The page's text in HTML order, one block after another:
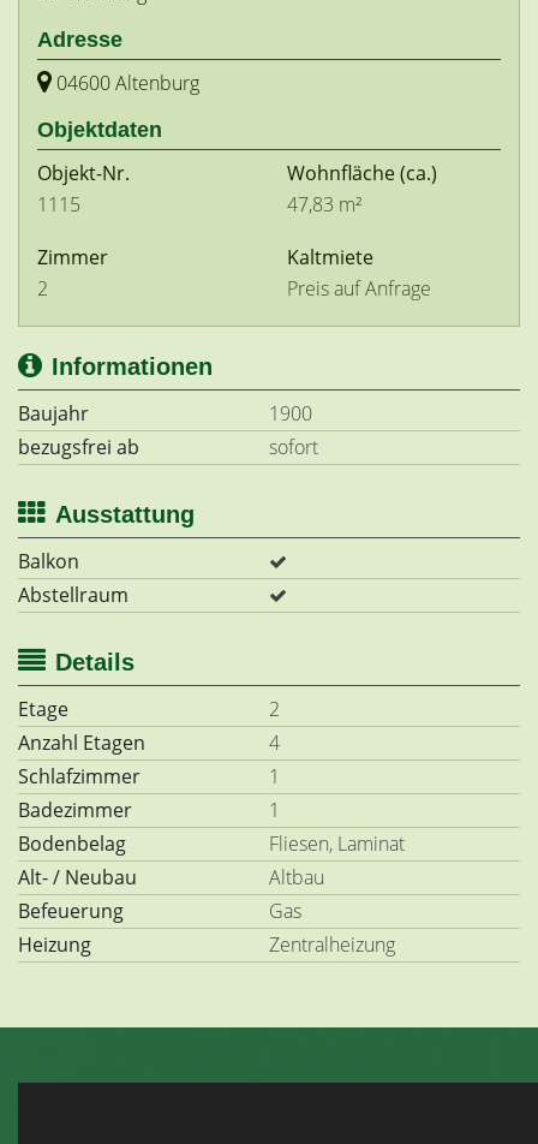
Adresse
04600 Altenburg
Objektdaten
Objekt-Nr.
1115
Wohnfläche(ca.)
47,83 m²
Zimmer
2
Kaltmiete
Preis auf Anfrage
Informationen
Baujahr
1900
bezugsfrei ab
sofort
Ausstattung
Balkon
Abstellraum
Details
Etage
2
Anzahl Etagen
4
Schlafzimmer
1
Badezimmer
1
Bodenbelag
Fliesen, Laminat
Alt- / Neubau
Altbau
Befeuerung
Gas
Heizung
Zentralheizung